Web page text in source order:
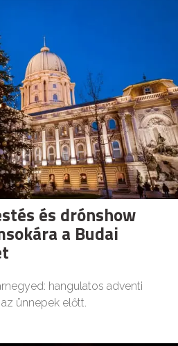
és drónshow
a Budai
hangulatos adventi
ünnepek előtt.